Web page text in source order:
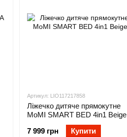
Артикул: LIO117217858
Ліжечко дитяче прямокутне
MoMI SMART BED 4in1 Beige
7 999 грн
Купити